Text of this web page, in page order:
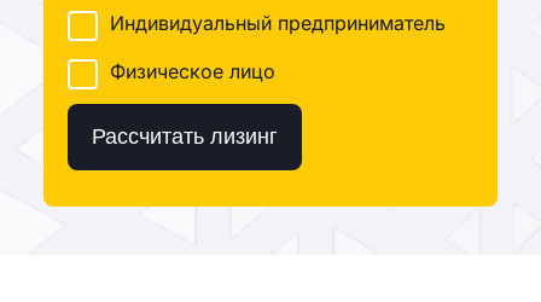
Индивидуальный предприниматель
Физическое лицо
Рассчитать лизинг